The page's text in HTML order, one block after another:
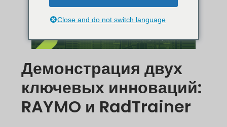
Демонстрация двух
ключевых инноваций:
RAYMO и RadTrainer
Close and do not switch language